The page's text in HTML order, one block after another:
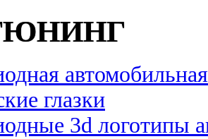
глазки
3d логотипы